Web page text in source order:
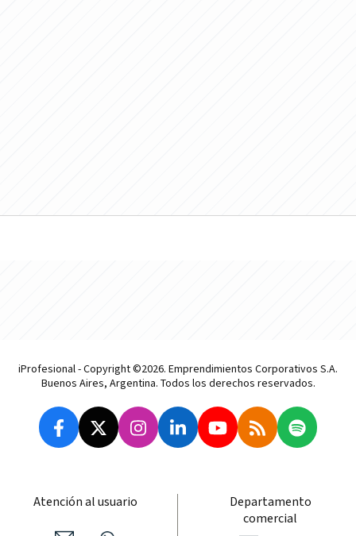
iProfesional - Copyright ©2026. Emprendimientos Corporativos S.A.
Buenos Aires, Argentina. Todos los derechos reservados.
Atención al usuario
Departamento
comercial